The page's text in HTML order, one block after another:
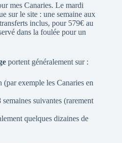
mes Canaries. Le mardi
sur le site : une semaine aux
inclus, pour 579€ au
dans la foulée pour un
portent généralement sur :
(par exemple les Canaries en
suivantes (rarement
quelques dizaines de